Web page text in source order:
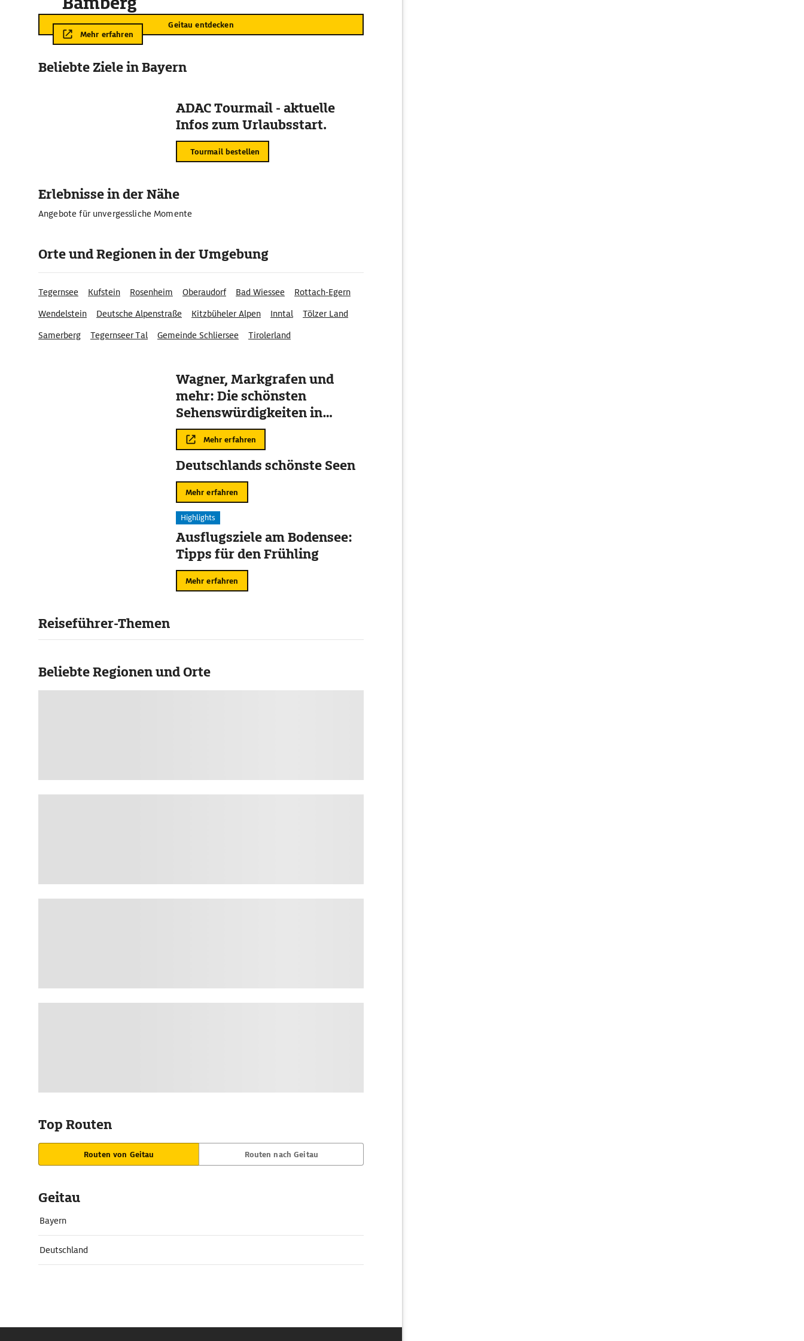
Geitau entdecken
Mehr erfahren
Beliebte Ziele in Bayern
ADAC Tourmail - aktuelle
Infos zum Urlaubsstart.
Tourmail bestellen
Erlebnisse in der Nähe
Angebote für unvergessliche Momente
Orte und Regionen in der Umgebung
Tegernsee Kufstein Rosenheim Oberaudorf Bad Wiessee
Rottach-Egern
Wendelstein
Deutsche Alpenstraße Kitzbüheler Alpen Inntal
Tölzer Land
Samerberg
Tegernseer Tal Gemeinde Schliersee
Tirolerland
Wagner, Markgrafen und
mehr: Die schönsten
Sehenswürdigkeiten in
Bayreuth
Mehr erfahren
Deutschlands schönste Seen
Mehr erfahren
Highlights
Ausflugsziele am Bodensee:
Tipps für den Frühling
Mehr erfahren
Reiseführer-Themen
Beliebte Regionen und Orte
Top Routen
Routen von Geitau Routen nach Geitau
Geitau
Bayern
Deutschland